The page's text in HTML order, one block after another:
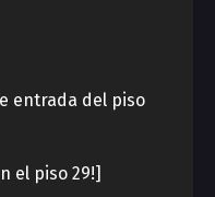
entrada del piso
el piso 29!]